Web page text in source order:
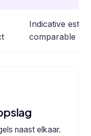
Indicative
comparable
naast elkaar.